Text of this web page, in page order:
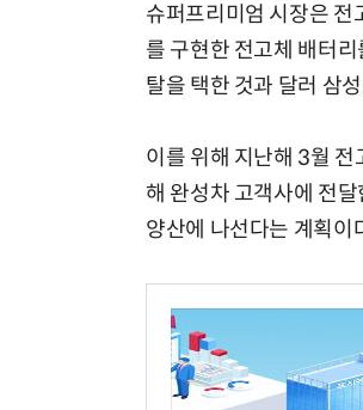
슈퍼프리미엄 시장은
를 구현한 전고체 배터
탈을 택한 것과 달러 삼
이를 위해 지난해 3월
해 완성차 고객사에 전
양산에 나선다는 계획이